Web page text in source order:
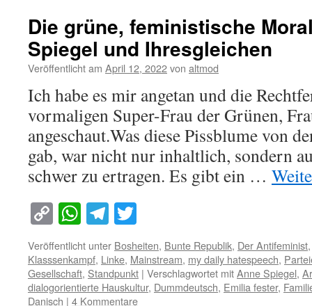
Die grüne, feministische
Spiegel und Ihresgleichen
Veröffentlicht am April 12, 2022von altmod
Ich habe es mir angetan und die
vormaligen Super-Frau der Grünen,
angeschaut.Was diese Pissblume von
gab, war nicht nur inhaltlich, sondern
schwer zu ertragen. Es gibt ein …
Copy
Link
WhatsApp
Telegram
Veröffentlicht unter Bosheiten, Bunte Republik, Der Antifeminist
Klasssenkampf, Linke, Mainstream, my daily hatespeech,
Gesellschaft, Standpunkt | Verschlagwortet mitAnne Spiegel,
dialogorientierte Hauskultur, Dummdeutsch, Emilia fester,
Danisch | 4 Kommentare